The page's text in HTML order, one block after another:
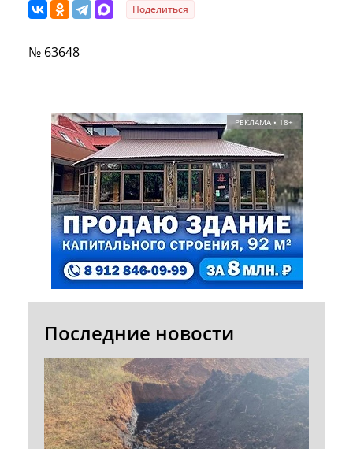
Поделиться
№ 63648
РЕКЛАМА • 18+
Последние новости